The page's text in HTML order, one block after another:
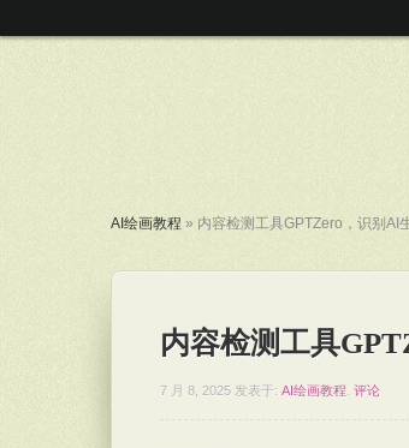
AI绘画教程 » 内容检测工具GPTZero，识别AI
内容检测工具
7 月 8, 2025 发表于: AI绘画教程 评论